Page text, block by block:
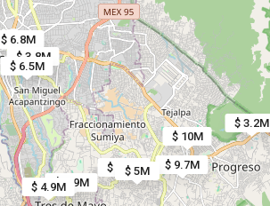
$ 8.9M
$ 4.9M
$ 6.5M
$ 5M
$ 3.6M
$ 10M
$ 3.8M
$ 3.2M
$ 9.7M
$ 6.8M